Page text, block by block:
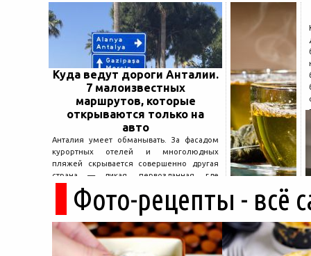
Куда ведут дороги Анталии.
7 малоизвестных
маршрутов, которые
открываются только на
авто
Анталия умеет обманывать. За фасадом
курортных отелей и многолюдных
пляжей скрывается совершенно другая
страна — дикая, первозданная, где
древние руины дремлют в тени кедров, а
горные дороги ведут к местам, о которых
не расскажет ни один автобусный гид....
Фото-рецепты - всё